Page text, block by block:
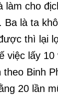
làm cho
Ba là ta
thì lại
việc lấy 10
Binh
20 lần